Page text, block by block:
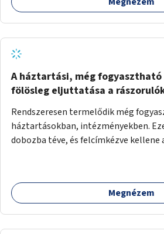
A háztartási, még
fölösleg eljuttatása a
Rendszeresen termelődik még
háztartásokban, intézményekben.
dobozba téve, és felcímkézve kellene
kihelyezés pontos ideje. (A szekrények belső
rekeszeit, beosztását nem tudom,
Megnézem